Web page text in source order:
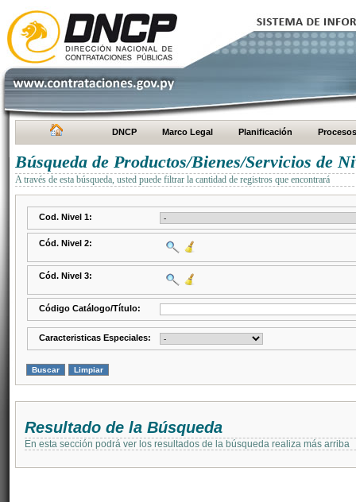
DNCP Marco Legal Planificación Procesos
Búsqueda de Productos/Bienes/Servicios de
A través de esta búsqueda, usted puede filtrar la cantidad de registros que encontrará
Cod. Nivel 1:
Cód. Nivel 2:
Cód. Nivel 3:
Código Catálogo/Título:
Caracteristicas Especiales:
Resultado de la Búsqueda
En esta sección podrá ver los resultados de la búsqueda realiza más arriba